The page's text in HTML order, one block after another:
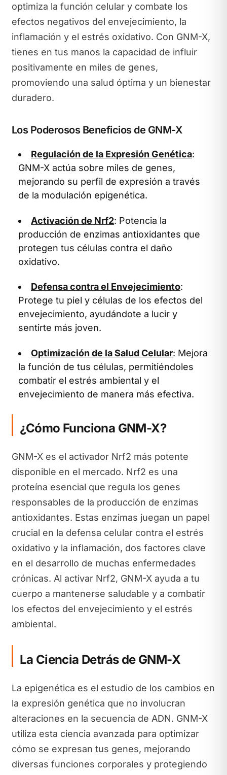
optimiza la función celular y combate los
efectos negativos del envejecimiento, la
inflamación y el estrés oxidativo. Con GNM-X,
tienes en tus manos la capacidad de influir
positivamente en miles de genes,
promoviendo una salud óptima y un bienestar
duradero.
Los Poderosos Beneficios de GNM-X
Regulación de la Expresión Genética:
GNM-X actúa sobre miles de genes,
mejorando su perfil de expresión a través
de la modulación epigenética.
Activación de Nrf2: Potencia la
producción de enzimas antioxidantes que
protegen tus células contra el daño
oxidativo.
Defensa contra el Envejecimiento:
Protege tu piel y células de los efectos del
envejecimiento, ayudándote a lucir y
sentirte más joven.
Optimización de la Salud Celular: Mejora
la función de tus células, permitiéndoles
combatir el estrés ambiental y el
envejecimiento de manera más efectiva.
¿Cómo Funciona GNM-X?
GNM-X es el activador Nrf2 más potente
disponible en el mercado. Nrf2 es una
proteína esencial que regula los genes
responsables de la producción de enzimas
antioxidantes. Estas enzimas juegan un papel
crucial en la defensa celular contra el estrés
oxidativo y la inflamación, dos factores clave
en el desarrollo de muchas enfermedades
crónicas. Al activar Nrf2, GNM-X ayuda a tu
cuerpo a mantenerse saludable y a combatir
los efectos del envejecimiento y el estrés
ambiental.
La Ciencia Detrás de GNM-X
La epigenética es el estudio de los cambios en
la expresión genética que no involucran
alteraciones en la secuencia de ADN. GNM-X
utiliza esta ciencia avanzada para optimizar
cómo se expresan tus genes, mejorando
diversas funciones corporales y protegiendo